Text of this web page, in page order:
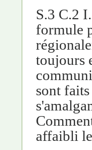
S.3 C.2
formule
toujours
sont
affaibli